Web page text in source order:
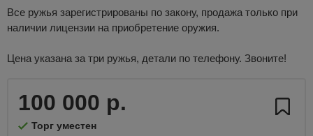
Все ружья зарегистрированы по закону, продажа только при
наличии лицензии на приобретение оружия.
Цена указана за три ружья, детали по телефону. Звоните!
100 000 р.
Торг уместен